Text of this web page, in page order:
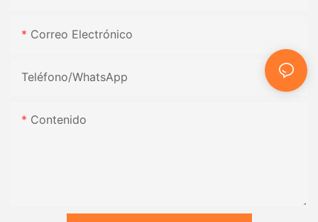
Correo Electrónico
Teléfono/WhatsApp
Contenido